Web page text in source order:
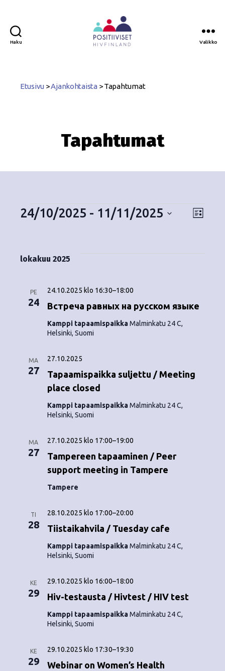
Haku Valikko
Etusivu >Ajankohtaista >Tapahtumat
Tapahtumat
N
ä
a
T
t
L
24/10/2025 - 11/11/2025
i
lokakuu 2025
PE
24 Встреча равных на русском языке
24.10.2025 klo 16:30–18:00
Kamppi tapaamispaikkaMalminkatu 24 C,
Helsinki, Suomi
MA
27
Tapaamispaikka suljettu / Meeting
place closed
27.10.2025
Kamppi tapaamispaikkaMalminkatu 24 C,
Helsinki, Suomi
MA
27
Tampereen tapaaminen / Peer
support meeting in Tampere
27.10.2025 klo 17:00–19:00
Tampere
TI
28 Tiistaikahvila / Tuesday cafe
28.10.2025 klo 17:00–20:00
Kamppi tapaamispaikkaMalminkatu 24 C,
Helsinki, Suomi
KE
29 Hiv-testausta / Hivtest / HIV test
29.10.2025 klo 16:00–18:00
Kamppi tapaamispaikkaMalminkatu 24 C,
Helsinki, Suomi
KE
29 Webinar on Women’s Health
29.10.2025 klo 17:30–19:30